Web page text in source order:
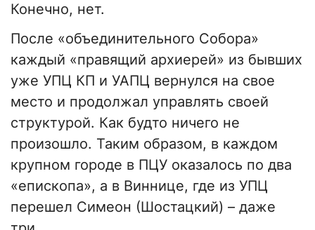
Конечно, нет.
После «объединительного Собора»
каждый «правящий архиерей» из бывших
уже УПЦ КП и УАПЦ вернулся на свое
место и продолжал управлять своей
структурой. Как будто ничего не
произошло. Таким образом, в каждом
крупном городе в ПЦУ оказалось по два
«епископа», а в Виннице, где из УПЦ
перешел Симеон (Шостацкий) – даже